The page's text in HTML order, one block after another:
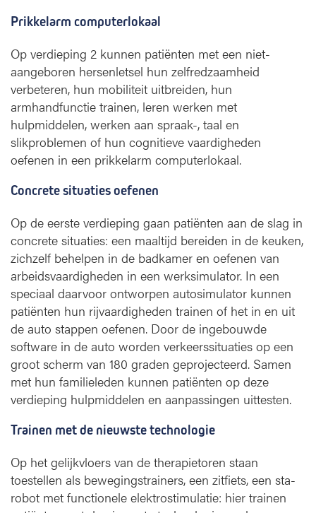
Prikkelarm computerlokaal
Op verdieping 2 kunnen patiënten met een niet-
aangeboren hersenletsel hun zelfredzaamheid
verbeteren, hun mobiliteit uitbreiden, hun
armhandfunctie trainen, leren werken met
hulpmiddelen, werken aan spraak-, taal en
slikproblemen of hun cognitieve vaardigheden
oefenen in een prikkelarm computerlokaal.
Concrete situaties oefenen
Op de eerste verdieping gaan patiënten aan de slag in
concrete situaties: een maaltijd bereiden in de keuken,
zichzelf behelpen in de badkamer en oefenen van
arbeidsvaardigheden in een werksimulator. In een
speciaal daarvoor ontworpen autosimulator kunnen
patiënten hun rijvaardigheden trainen of het in en uit
de auto stappen oefenen. Door de ingebouwde
software in de auto worden verkeerssituaties op een
groot scherm van 180 graden geprojecteerd. Samen
met hun familieleden kunnen patiënten op deze
verdieping hulpmiddelen en aanpassingen uittesten.
Trainen met de nieuwste technologie
Op het gelijkvloers van de therapietoren staan
toestellen als bewegingstrainers, een zitfiets, een sta-
robot met functionele elektrostimulatie: hier trainen